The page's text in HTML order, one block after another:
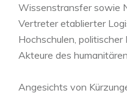
Wissenstransfer sowie
Vertreter etablierter
Hochschulen,
Akteure des
Angesichts von